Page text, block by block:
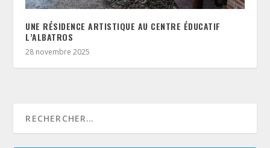
UNE RÉSIDENCE ARTISTIQUE AU CENTRE ÉDUCATIF
L’ALBATROS
28 novembre 2025